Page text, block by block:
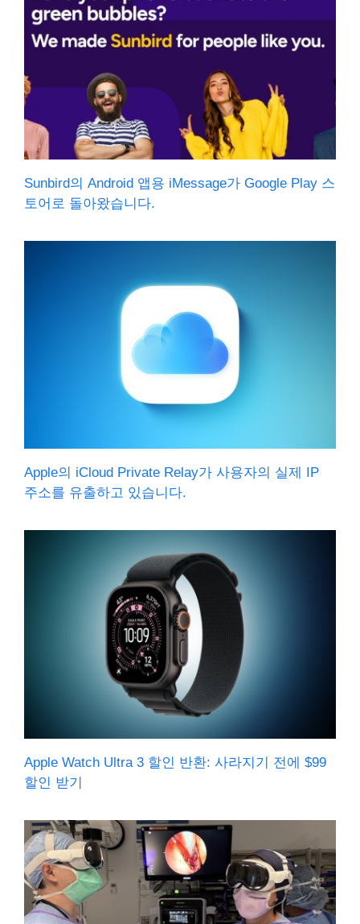
Sunbird의 Android 앱용 iMessage가 Google Play 스
토어로 돌아왔습니다.
Apple의 iCloud Private Relay가 사용자의 실제 IP
주소를 유출하고 있습니다.
Apple Watch Ultra 3 할인 반환: 사라지기 전에 $99
할인 받기